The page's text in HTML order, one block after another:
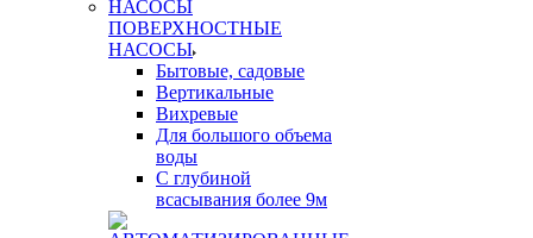
ПОВЕРХНОСТНЫЕ
НАСОСЫ
Бытовые, садовые
Вертикальные
Вихревые
Для большого объема
воды
С глубиной
всасывания более 9м